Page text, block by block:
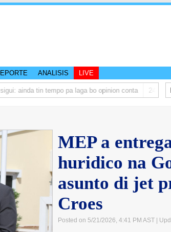
ANALISIS LIVE
ainda tin tempo pa laga bo opinion conta 242
MEP a
huridico na
asunto di jet
Croes
Posted on 5/21/2026, 4:41 PM AST |